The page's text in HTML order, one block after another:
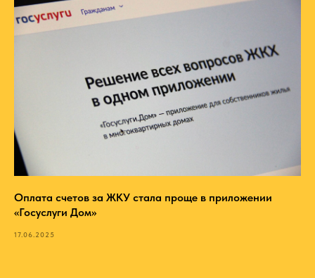
Оплата счетов за ЖКУ стала проще в приложении
«Госуслуги Дом»
17.06.2025